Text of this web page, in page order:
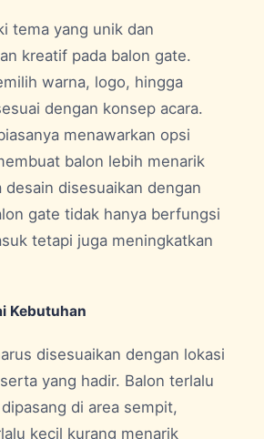
tema yang unik dan
kreatif pada balon gate.
warna, logo, hingga
dengan konsep acara.
menawarkan opsi
balon lebih menarik
desain disesuaikan dengan
gate tidak hanya berfungsi
tetapi juga meningkatkan
Kebutuhan
disesuaikan dengan lokasi
yang hadir. Balon terlalu
di area sempit,
kecil kurang menarik